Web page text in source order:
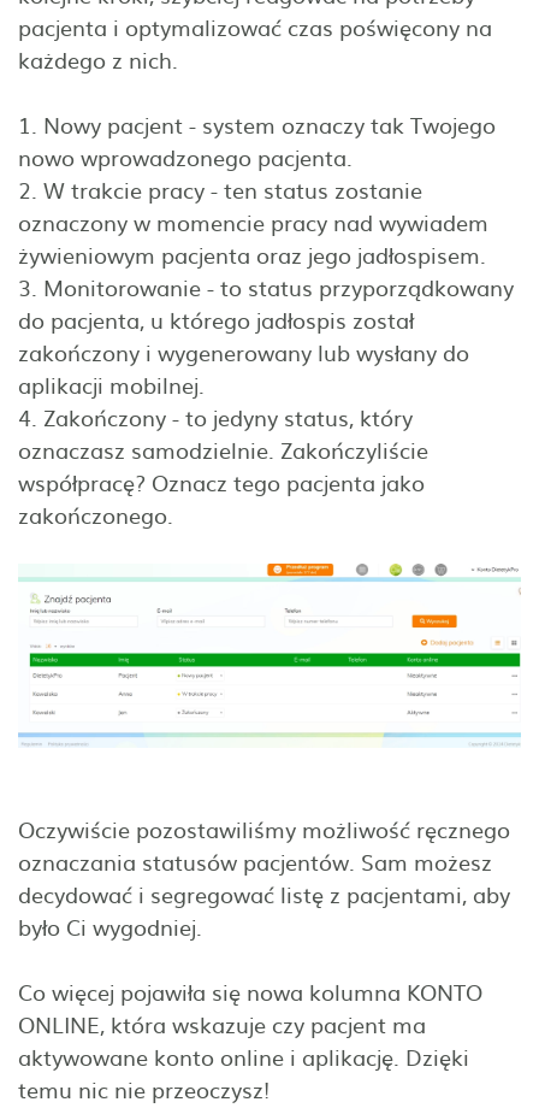
pacjenta i optymalizować czas poświęcony na
każdego z nich.
1. Nowy pacjent - system oznaczy tak Twojego
nowo wprowadzonego pacjenta.
2. W trakcie pracy - ten status zostanie
oznaczony w momencie pracy nad wywiadem
żywieniowym pacjenta oraz jego jadłospisem.
3. Monitorowanie - to status przyporządkowany
do pacjenta, u którego jadłospis został
zakończony i wygenerowany lub wysłany do
aplikacji mobilnej.
4. Zakończony - to jedyny status, który
oznaczasz samodzielnie. Zakończyliście
współpracę? Oznacz tego pacjenta jako
zakończonego.
Oczywiście pozostawiliśmy możliwość ręcznego
oznaczania statusów pacjentów. Sam możesz
decydować i segregować listę z pacjentami, aby
było Ci wygodniej.
Co więcej pojawiła się nowa kolumna KONTO
ONLINE, która wskazuje czy pacjent ma
aktywowane konto online i aplikację. Dzięki
temu nic nie przeoczysz!